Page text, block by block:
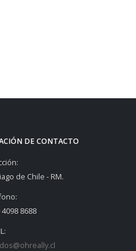
DE CONTACTO
de Chile - RM.
4098 8688